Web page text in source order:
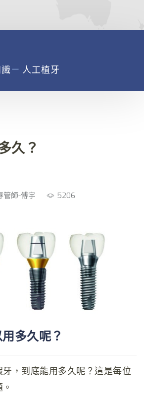
－ 人工植牙
久？
管師-傅宇 5206
多久呢？
，到底能用多久呢？這是每位